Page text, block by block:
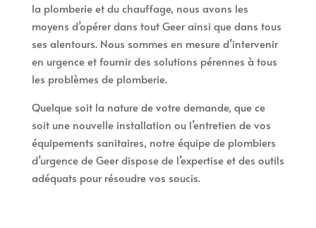
la plomberie et du chauffage, nous avons les
moyens d’opérer dans tout Geer ainsi que dans tous
ses alentours. Nous sommes en mesure d’intervenir
en urgence et fournir des solutions pérennes à tous
les problèmes de plomberie.
Quelque soit la nature de votre demande, que ce
soit une nouvelle installation ou l’entretien de vos
équipements sanitaires, notre équipe de plombiers
d’urgence de Geer dispose de l’expertise et des outils
adéquats pour résoudre vos soucis.